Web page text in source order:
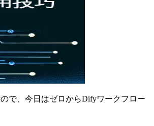
で、今日はゼロからDifyワークフロー